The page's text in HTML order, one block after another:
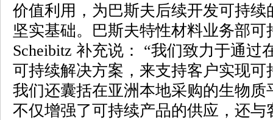
价值利用，为巴斯夫后续开发可持
坚实基础。巴斯夫特性材料业务部可
Scheibitz 补充说： “我们致力于通过
可持续解决方案，来支持客户实现
我们还囊括在亚洲本地采购的生物
不仅增强了可持续产品的供应，还与